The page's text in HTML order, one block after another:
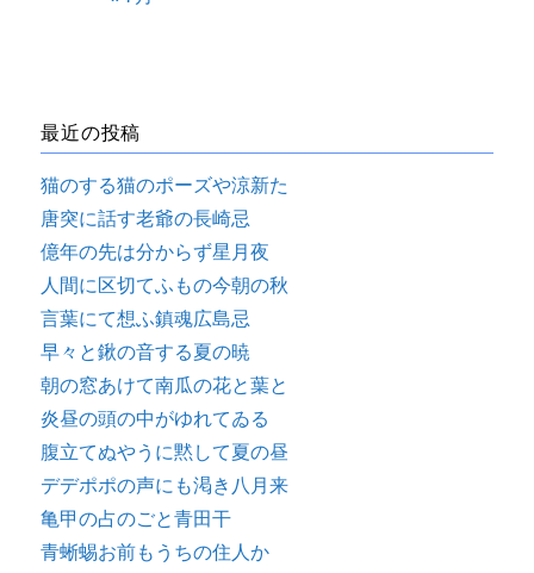
最近の投稿
猫のする猫のポーズや涼新た
唐突に話す老爺の長崎忌
億年の先は分からず星月夜
人間に区切てふもの今朝の秋
言葉にて想ふ鎮魂広島忌
早々と鍬の音する夏の暁
朝の窓あけて南瓜の花と葉と
炎昼の頭の中がゆれてゐる
腹立てぬやうに黙して夏の昼
デデポポの声にも渇き八月来
亀甲の占のごと青田干
青蜥蜴お前もうちの住人か